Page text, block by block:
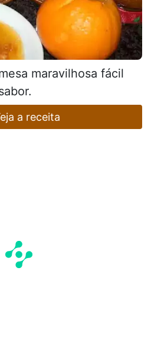
maravilhosa fácil
a receita